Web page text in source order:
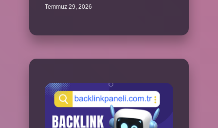
Temmuz 29, 2026